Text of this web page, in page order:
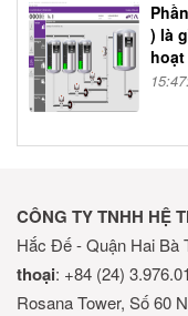
) là
CÔNG TY TNHH HỆ
Hắc Đế - Quận
thoại: +84 (24)
Rosana Tower, Số 60